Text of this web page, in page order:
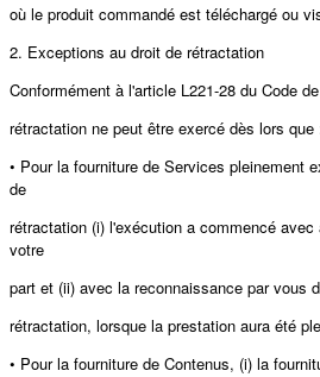
où le produit commandé est téléchargé ou
2. Exceptions au droit de rétractation
Conformément à l'article L221-28 du Code
rétractation ne peut être exercé dès lors que
• Pour la fourniture de Services pleinement
de
rétractation (i) l'exécution a commencé
votre
part et (ii) avec la reconnaissance par vous
rétractation, lorsque la prestation aura été
• Pour la fourniture de Contenus, (i) la